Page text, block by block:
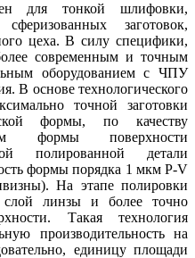
для тонкой шлифовки,
заготовок,
цеха. В силу специфики,
современным и точным
оборудованием c ЧПУ
В основе технологического
точной заготовки
формы, по качеству
формы поверхности
полированной детали
формы порядка 1 мкм P-V
На этапе полировки
линзы и более точно
Такая технология
производительность на
единицу площади